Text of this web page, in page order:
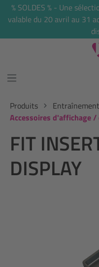
principal
% SOLDES % - Une
valable du 20 avril au 31
Produits
Accessoires d'affichage /
FIT
DISPLAY